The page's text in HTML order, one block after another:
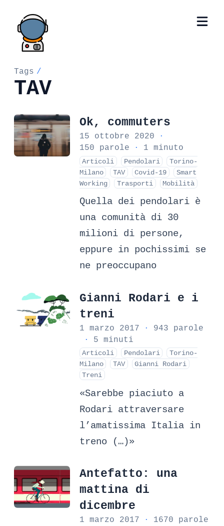
Tags /
TAV
Ok, commuters
15 ottobre 2020
·
150 parole
· 1 minuto
Articoli Pendolari
Torino-
Milano
TAV Covid-19
Smart
Working
Trasporti Mobilità
Quella dei pendolari è
una comunità di 30
milioni di persone,
eppure in pochissimi se
ne preoccupano
Gianni Rodari e i
treni
1 marzo 2017 ·
943 parole
·
5 minuti
Articoli Pendolari
Torino-
Milano
TAV
Gianni Rodari
Treni
«Sarebbe piaciuto a
Rodari attraversare
l’amatissima Italia in
treno (…)»
Antefatto: una
mattina di
dicembre
1 marzo 2017 ·
1670 parole